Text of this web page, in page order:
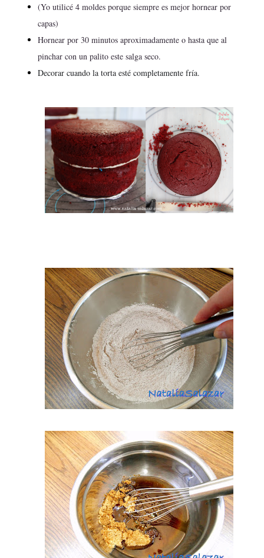
(Yo utilicé 4 moldes porque siempre es mejor hornear por
capas)
Hornear por 30 minutos aproximadamente o hasta que al
pinchar con un palito este salga seco.
Decorar cuando la torta esté completamente fría.